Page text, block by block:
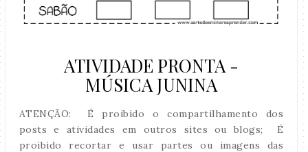
ATIVIDADE PRONTA -
MÚSICA JUNINA
ATENÇÃO: É proibido o compartilhamento dos
posts e atividades em outros sites ou blogs; É
proibido recortar e usar partes ou imagens das